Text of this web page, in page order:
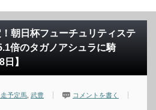
朝日杯フューチュリティステ
倍のタガノアシュラに騎
】
予定馬 武豊
コメントを書く